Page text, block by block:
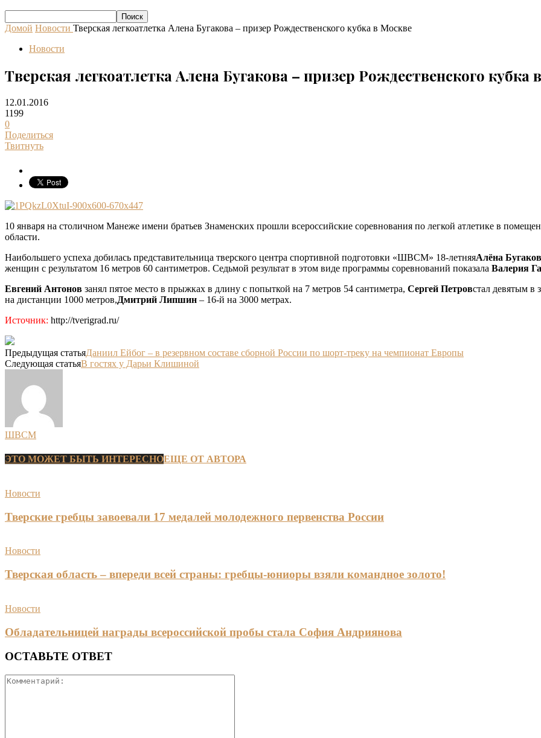
Домой Новости Тверская легкоатлетка Алена Бугакова – призер Рождественского кубка в Москве
Новости
Тверская легкоатлетка Алена Бугакова – призер Рождественского кубка
12.01.2016
1199
0
Поделиться
Твитнуть
10 января на столичном Манеже имени братьев Знаменских прошли всероссийские соревнования по легкой атлетике в
области.
Наибольшего успеха добилась представительница тверского центра спортивной подготовки «ШВСМ» 18-летняяАлёна
женщин с результатом 16 метров 60 сантиметров. Седьмой результат в этом виде программы соревнований показала Валерия
Евгений Антонов занял пятое место в прыжках в длину с попыткой на 7 метров 54 сантиметра, Сергей Петровстал девятым в
на дистанции 1000 метров,Дмитрий Липшин – 16-й на 3000 метрах.
Источник: http://tverigrad.ru/
Предыдущая статьяДаниил Ейбог – в резервном составе сборной России по шорт-треку на чемпионат Европы
Следующая статьяВ гостях у Дарьи Клишиной
ШВСМ
ЭТО МОЖЕТ БЫТЬ ИНТЕРЕСНОЕЩЕ ОТ АВТОРА
Новости
Тверские гребцы завоевали 17 медалей молодежного первенства России
Новости
Тверская область – впереди всей страны: гребцы-юниоры взяли командное золото!
Новости
Обладательницей награды всероссийской пробы стала София Андриянова
ОСТАВЬТЕ ОТВЕТ